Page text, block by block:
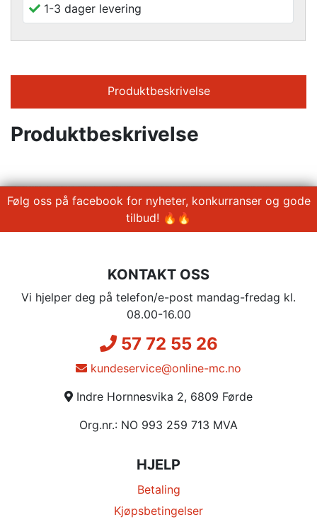
1-3 dager levering
Produktbeskrivelse
Produktbeskrivelse
Følg oss på facebook for nyheter, konkurranser og gode
tilbud! 🔥🔥
KONTAKT OSS
Vi hjelper deg på telefon/e-post mandag-fredag kl.
08.00-16.00
57 72 55 26
kundeservice@online-mc.no
Indre Hornnesvika 2, 6809 Førde
Org.nr.: NO 993 259 713 MVA
HJELP
Betaling
Kjøpsbetingelser